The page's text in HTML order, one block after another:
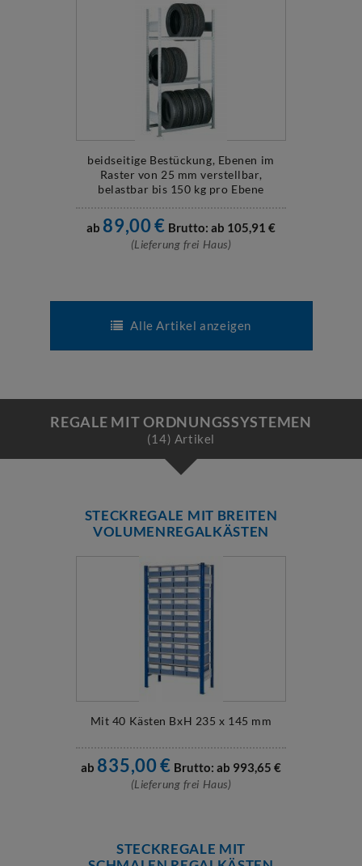
beidseitige Bestückung, Ebenen im
Raster von 25 mm verstellbar,
belastbar bis 150 kg pro Ebene
ab 89,00€ Brutto: ab 105,91 €
(Lieferung frei Haus)
Alle Artikel anzeigen
REGALE MIT ORDNUNGSSYSTEMEN
(14) Artikel
STECKREGALE MIT BREITEN
VOLUMENREGALKÄSTEN
Mit 40 Kästen BxH 235 x 145 mm
ab 835,00€ Brutto: ab 993,65 €
(Lieferung frei Haus)
STECKREGALE MIT